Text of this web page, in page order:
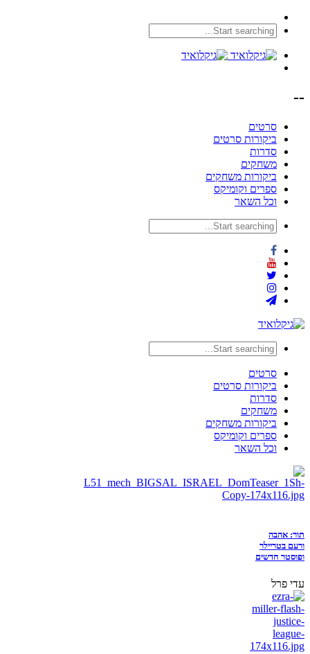
--
סרטים
ביקורות סרטים
סדרות
משחקים
ביקורות משחקים
ספרים וקומיקס
וכל השאר
סרטים
ביקורות סרטים
סדרות
משחקים
ביקורות משחקים
ספרים וקומיקס
וכל השאר
תור: אהבה
ורעם בטריילר
ופוסטר חדשים
עדי פרל